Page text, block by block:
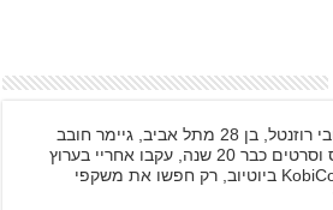
שמי קובי רוזנטל, בן 28 מתל אביב, גיימר חובב
קומיקס וסרטים כבר 20 שנה, עקבו אחריי בערוץ
שלי KobiCool ביוטיוב, רק חפשו את משקפי